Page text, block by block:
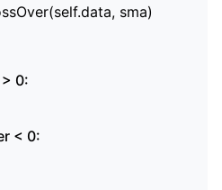
sma)
0:
< 0: